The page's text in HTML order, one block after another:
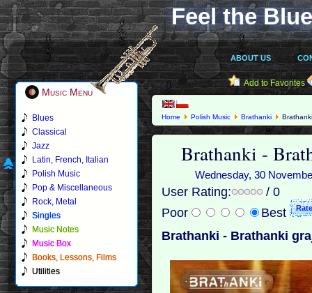
Feel the
ABOUT US
Music Menu
Blues
Classical
Jazz
Latin, French, Italian
Polish Music
Pop & Miscellaneous
Rock, Metal
Singles
Music Notes
Music Box
Books, Lessons, Films
Utilities
Add to Favorites
Home Polish Music Brathanki
Brathanki -
Wednesday, 30
User Rating:
/ 0
Poor
Best
Brathanki - Brathanki